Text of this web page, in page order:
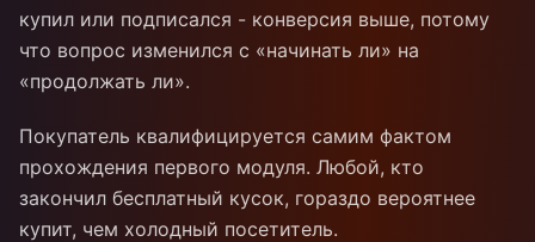
купил или подписался - конверсия выше, потому
что вопрос изменился с «начинать ли» на
«продолжать ли».
Покупатель квалифицируется самим фактом
прохождения первого модуля. Любой, кто
закончил бесплатный кусок, гораздо вероятнее
купит, чем холодный посетитель.